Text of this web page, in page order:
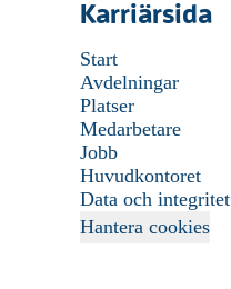
Karriärsida
Start
Avdelningar
Platser
Medarbetare
Jobb
Huvudkontoret
Data och integritet
Hantera cookies